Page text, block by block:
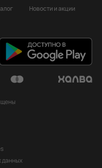
Новости и акции
данных